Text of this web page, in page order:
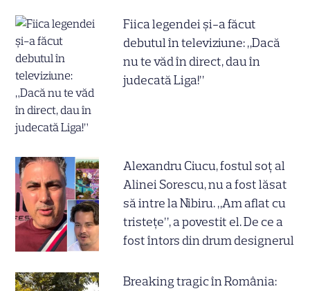
Fiica legendei și-a făcut
debutul în televiziune: „Dacă
nu te văd în direct, dau în
judecată Liga!”
Alexandru Ciucu, fostul soț al
Alinei Sorescu, nu a fost lăsat
să intre la Nibiru. „Am aflat cu
tristețe”, a povestit el. De ce a
fost întors din drum designerul
Breaking tragic în România: